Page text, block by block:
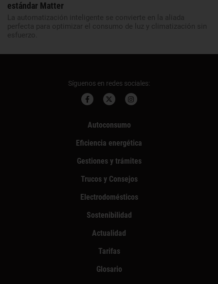
estándar Matter
La automatización inteligente se convierte en la aliada
perfecta para optimizar el consumo de luz y climatización sin
esfuerzo.
Síguenos en redes sociales:
Autoconsumo
Eficiencia energética
Gestiones y trámites
Trucos y Consejos
Electrodomésticos
Sostenibilidad
Actualidad
Tarifas
Glosario